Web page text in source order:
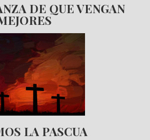
DE QUE VENGAN
LA PASCUA